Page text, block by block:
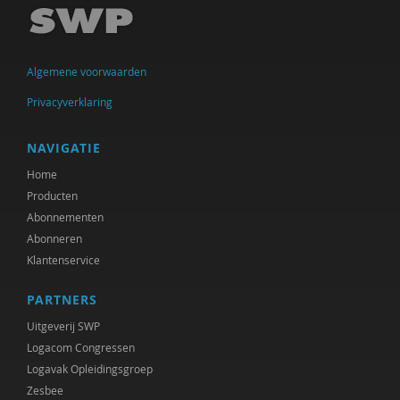
Marjon de Boer-Bruggink
Isolde De Groot
Isolde de Groot
Tryntsje de Groot
Sam de Nijs
Marcel de Rooij
Bald de Vries
Frederique Demeijer
Joep Dohmen
Olivier van Donk
Algemene voorwaarden
Privacyverklaring
NAVIGATIE
Home
Producten
Abonnementen
Abonneren
Klantenservice
PARTNERS
Uitgeverij SWP
Logacom Congressen
Logavak Opleidingsgroep
Zesbee